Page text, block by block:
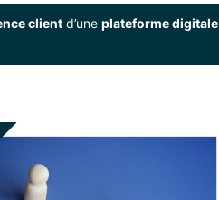
clientd’une plateforme digitale